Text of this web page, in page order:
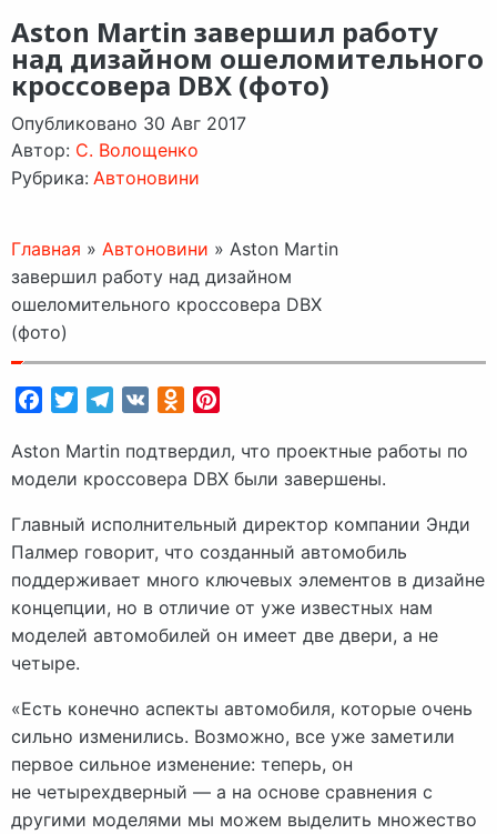
Aston Martin завершил работу
над дизайном ошеломительного
кроссовера DBX (фото)
Опубликовано 30 Авг 2017
Автор: C. Волощенко
Рубрика: Автоновини
Главная » Автоновини » Aston Martin
завершил работу над дизайном
ошеломительного кроссовера DBX
(фото)
FacebookTwitterTelegram
VK Odnoklassniki
Aston Martin подтвердил, что проектные работы по
модели кроссовера DBX были завершены.
Главный исполнительный директор компании Энди
Палмер говорит, что созданный автомобиль
поддерживает много ключевых элементов в дизайне
концепции, но в отличие от уже известных нам
моделей автомобилей он имеет две двери, а не
четыре.
«Есть конечно аспекты автомобиля, которые очень
сильно изменились. Возможно, все уже заметили
первое сильное изменение: теперь, он
не четырехдверный — а на основе сравнения с
другими моделями мы можем выделить множество